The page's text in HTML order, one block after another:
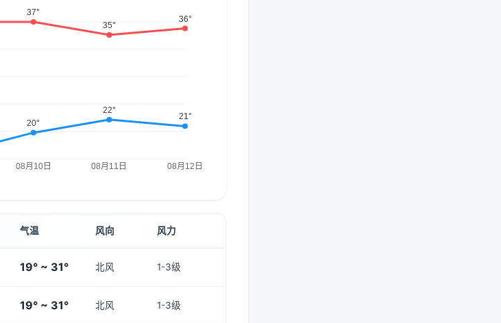
气温 风向 风力
19° ~ 31° 北风 1-3级
19° ~ 31° 北风 1-3级